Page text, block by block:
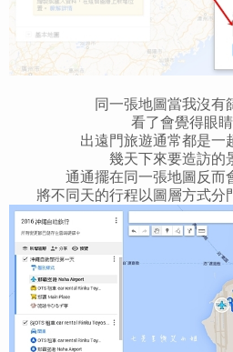
同一張地圖當我沒有
看了會覺得眼睛
出遠門旅遊通常都是一
幾天下來要造訪的
通通擺在同一張地圖反而
將不同天的行程以圖層方式分